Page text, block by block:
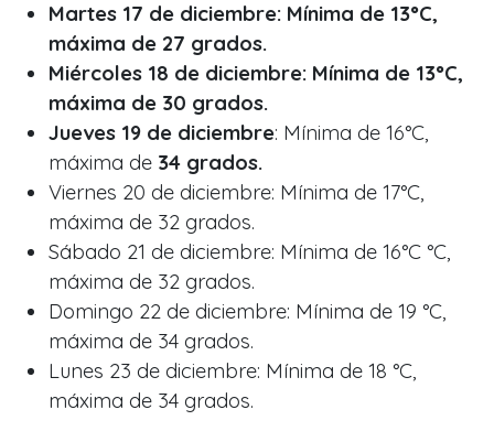
Martes 17 de diciembre: Mínima de 13°C,
máxima de 27 grados.
Miércoles 18 de diciembre: Mínima de 13°C,
máxima de 30 grados.
Jueves 19 de diciembre: Mínima de 16°C,
máxima de 34 grados.
Viernes 20 de diciembre: Mínima de 17°C,
máxima de 32 grados.
Sábado 21 de diciembre: Mínima de 16°C °C,
máxima de 32 grados.
Domingo 22 de diciembre: Mínima de 19 °C,
máxima de 34 grados.
Lunes 23 de diciembre: Mínima de 18 °C,
máxima de 34 grados.